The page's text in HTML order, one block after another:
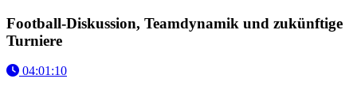
Football-Diskussion, Teamdynamik und zukünftige
Turniere
04:01:10